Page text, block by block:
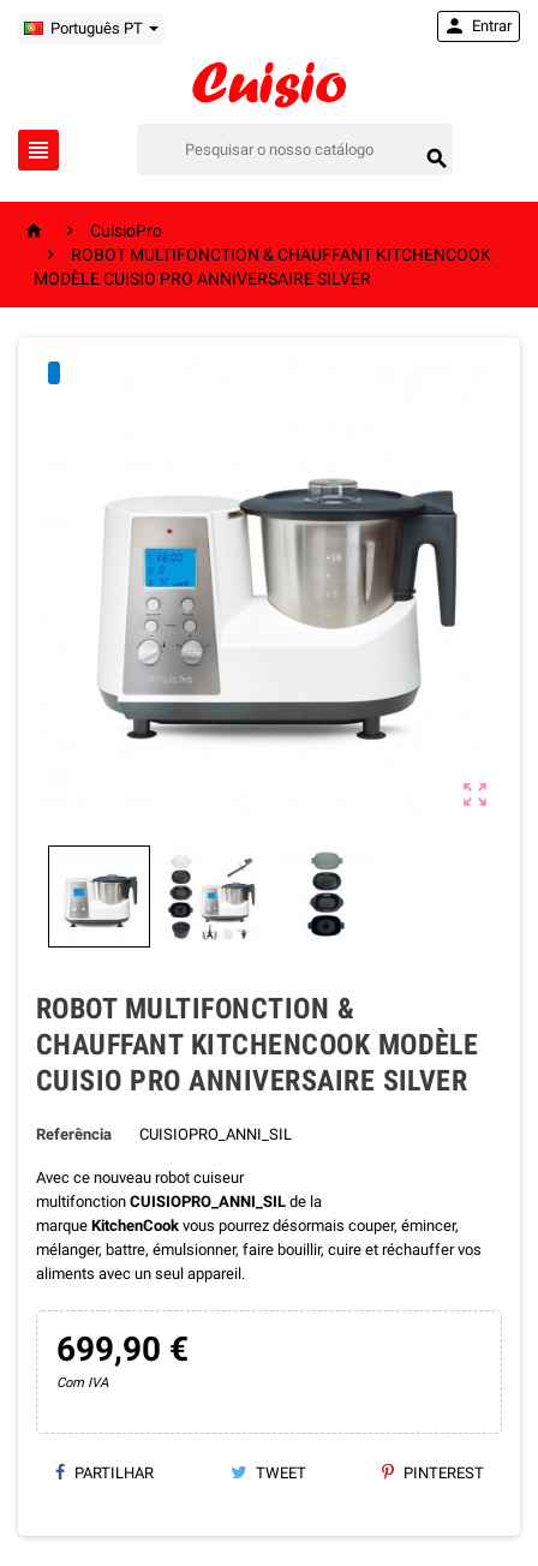
Português PT
 
 Entrar
 
CuisioPro

ROBOT MULTIFONCTION & CHAUFFANT KITCHENCOOK
MODÈLE CUISIO PRO ANNIVERSAIRE SILVER

ROBOT MULTIFONCTION &
CHAUFFANT KITCHENCOOK MODÈLE
CUISIO PRO ANNIVERSAIRE SILVER
Referência CUISIOPRO_ANNI_SIL
Avec ce nouveau robot cuiseur
multifonction CUISIOPRO_ANNI_SIL de la
marque KitchenCook vous pourrez désormais couper, émincer,
mélanger, battre, émulsionner, faire bouillir, cuire et réchauffer vos
aliments avec un seul appareil.
699,90 €
Com IVA
PARTILHAR TWEET PINTEREST